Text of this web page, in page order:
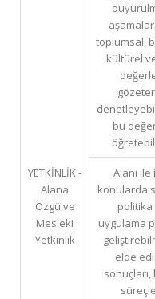
YETKİNLİK -
Alana
Özgü ve
Mesleki
Yetkinlik
toplumsal,
kültürel
bu
Alanı ile
konularda
politika
uygulama
elde
sonuçları,